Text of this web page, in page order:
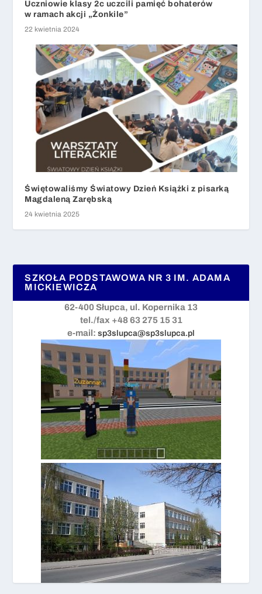
Uczniowie klasy 2c uczcili pamięć bohaterów
w ramach akcji „Żonkile”
22 kwietnia 2024
Świętowaliśmy Światowy Dzień Książki z pisarką
Magdaleną Zarębską
24 kwietnia 2025
SZKOŁA PODSTAWOWA NR 3 IM. ADAMA
MICKIEWICZA
62-400 Słupca, ul. Kopernika 13
tel./fax +48 63 275 15 31
e-mail: sp3slupca@sp3slupca.pl